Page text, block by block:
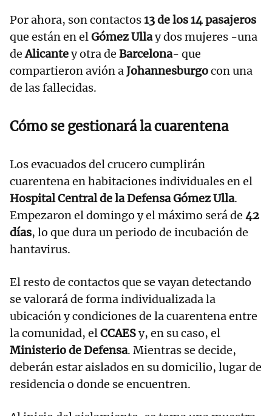
Por ahora, son contactos13 de los 14 pasajeros
que están en elGómez Ullay dos mujeres -una
deAlicantey otra de Barcelona- que
compartieron avión aJohannesburgocon una
de las fallecidas.
Cómo se gestionará la cuarentena
Los evacuados del crucero cumplirán
cuarentena en habitaciones individuales en el
Hospital Central de la Defensa Gómez Ulla.
Empezaron el domingo y el máximo será de 42
días, lo que dura un periodo de incubación de
hantavirus.
El resto de contactos que se vayan detectando
se valorará de forma individualizada la
ubicación y condiciones de la cuarentena entre
la comunidad, elCCAESy, en su caso, el
Ministerio de Defensa. Mientras se decide,
deberán estar aislados en su domicilio, lugar de
residencia o donde se encuentren.